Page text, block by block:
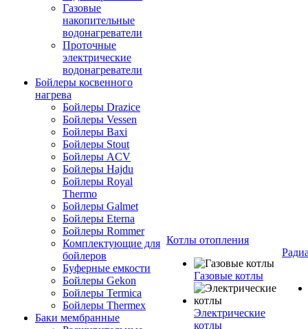
Газовые
накопительные
водонагреватели
Проточные
электрические
водонагреватели
Бойлеры косвенного
нагрева
Бойлеры Drazice
Бойлеры Vessen
Бойлеры Baxi
Бойлеры Stout
Бойлеры ACV
Бойлеры Hajdu
Бойлеры Royal
Thermo
Бойлеры Galmet
Бойлеры Eterna
Бойлеры Rommer
Комплектующие для
бойлеров
Буферные емкости
Бойлеры Gekon
Бойлеры Termica
Бойлеры Thermex
Баки мембранные
Котлы отопления
Газовые котлы
Электрические
котлы